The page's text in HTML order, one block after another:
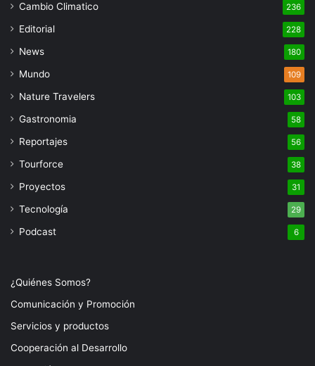
Cambio Climatico 236
Editorial 228
News 180
Mundo 109
Nature Travelers 103
Gastronomia 58
Reportajes 56
Tourforce 38
Proyectos 31
Tecnología 29
Podcast 6
¿Quiénes Somos?
Comunicación y Promoción
Servicios y productos
Cooperación al Desarrollo